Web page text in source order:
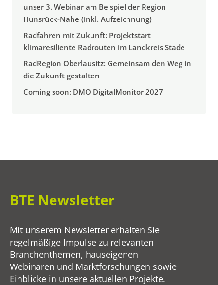
unser 3. Webinar am Beispiel der Region
Hunsrück-Nahe (inkl. Aufzeichnung)
Radfahren mit Zukunft: Projektstart
klimaresiliente Radrouten im Landkreis Stade
RadRegion Oberlausitz: Gemeinsam den Weg in
die Zukunft gestalten
Coming soon: DMO DigitalMonitor 2027
BTE Newsletter
Mit unserem Newsletter erhalten Sie
regelmäßige Impulse zu relevanten
Branchenthemen, hauseigenen
Webinaren und Marktforschungen sowie
Einblicke in unsere aktuellen Projekte.